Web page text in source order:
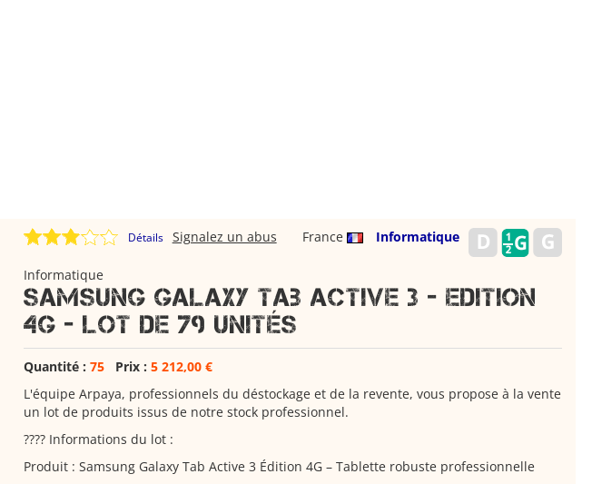
Détails France Informatique
Signalez un abus
Informatique
Samsung Galaxy Tab Active 3 - Edition
4G - LOT de 79 unités
Quantité : 75Prix : 5 212,00 €
L'équipe Arpaya, professionnels du déstockage et de la revente, vous propose à la vente
un lot de produits issus de notre stock professionnel.
???? Informations du lot :
Produit : Samsung Galaxy Tab Active 3 Édition 4G – Tablette robuste professionnelle